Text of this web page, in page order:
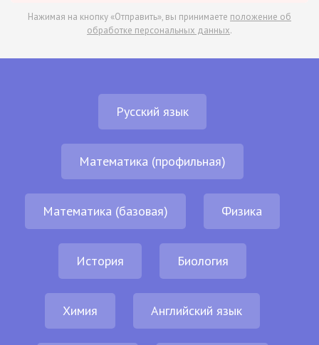
Нажимая на кнопку «Отправить», вы принимаете положение об
обработке персональных данных.
Русский язык
Математика (профильная)
Математика (базовая) Физика
История Биология
Химия Английский язык